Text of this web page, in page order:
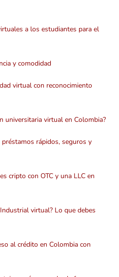
a los estudiantes para el
y comodidad
virtual con reconocimiento
universitaria virtual en Colombia?
rápidos, seguros y
cripto con OTC y una LLC en
virtual? Lo que debes
al crédito en Colombia con